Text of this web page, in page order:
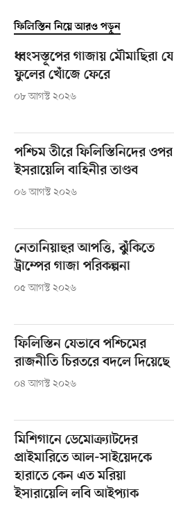
ফিলিস্তিন নিয়ে আরও পড়ুন
ধ্বংসস্তূপের গাজায় মৌমাছিরা যে
ফুলের খোঁজে ফেরে
০৮ আগস্ট ২০২৬
পশ্চিম তীরে ফিলিস্তিনিদের ওপর
ইসরায়েলি বাহিনীর তাণ্ডব
০৬ আগস্ট ২০২৬
নেতানিয়াহুর আপত্তি, ঝুঁকিতে
ট্রাম্পের গাজা পরিকল্পনা
০৫ আগস্ট ২০২৬
ফিলিস্তিন যেভাবে পশ্চিমের
রাজনীতি চিরতরে বদলে দিয়েছে
০৪ আগস্ট ২০২৬
মিশিগানে ডেমোক্র্যাটদের
প্রাইমারিতে আল-সাইয়েদকে
হারাতে কেন এত মরিয়া
ইসারায়েলি লবি আইপ্যাক